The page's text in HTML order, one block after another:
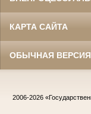
КАРТА САЙТА
ОБЫЧНАЯ
2006-2026